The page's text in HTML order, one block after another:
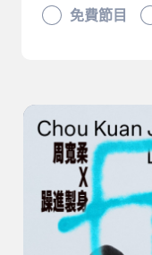
免費節目